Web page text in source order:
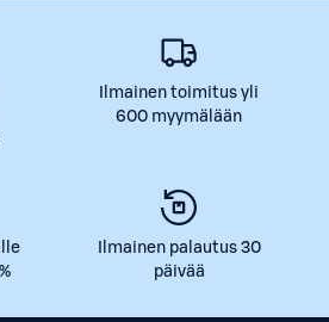
Ilmainen toimitus yli
600 myymälään
Ilmainen palautus 30
päivää